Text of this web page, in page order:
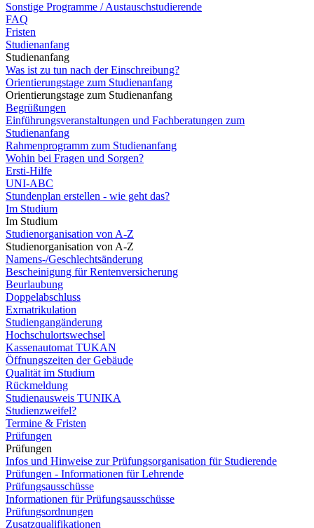
Sonstige Programme / Austauschstudierende
FAQ
Fristen
Studienanfang
Studienanfang
Was ist zu tun nach der Einschreibung?
Orientierungstage zum Studienanfang
Orientierungstage zum Studienanfang
Begrüßungen
Einführungsveranstaltungen und Fachberatungen zum
Studienanfang
Rahmenprogramm zum Studienanfang
Wohin bei Fragen und Sorgen?
Ersti-Hilfe
UNI-ABC
Stundenplan erstellen - wie geht das?
Im Studium
Im Studium
Studienorganisation von A-Z
Studienorganisation von A-Z
Namens-/Geschlechtsänderung
Bescheinigung für Rentenversicherung
Beurlaubung
Doppelabschluss
Exmatrikulation
Studiengangänderung
Hochschulortswechsel
Kassenautomat TUKAN
Öffnungszeiten der Gebäude
Qualität im Studium
Rückmeldung
Studienausweis TUNIKA
Studienzweifel?
Termine & Fristen
Prüfungen
Prüfungen
Infos und Hinweise zur Prüfungsorganisation für Studierende
Prüfungen - Informationen für Lehrende
Prüfungsausschüsse
Informationen für Prüfungsausschüsse
Prüfungsordnungen
Zusatzqualifikationen